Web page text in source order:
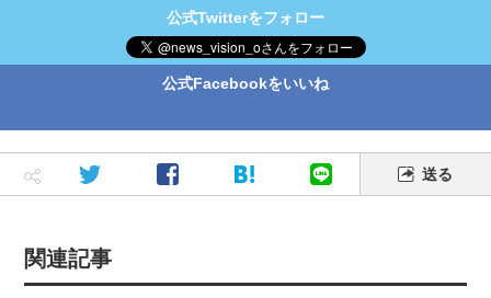
公式Twitterをフォロー
公式Facebookをいいね
送る
関連記事